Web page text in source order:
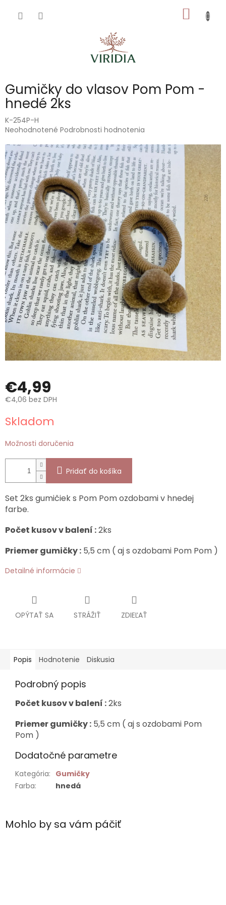
KOŠÍK
Gumičky do vlasov Pom Pom -
hnedé 2ks
K-254P-H
Priemerné
produktu
je
0,0
z
5
hviezdičiek.
Neohodnotené Podrobnosti hodnotenia
€4,99
€4,06 bez DPH
cena:
Skladom
Možnosti doručenia
Pridať do košíka
Set 2ks gumičiek s Pom Pom ozdobami v hnedej
farbe.
Počet kusov v balení :2ks
Priemer gumičky : 5,5 cm ( aj s ozdobami Pom Pom )
Detailné informácie
OPÝTAŤ SA STRÁŽIŤ ZDIEĽAŤ
Mohlo by sa vám páčiť
Popis Hodnotenie Diskusia
Podrobný popis
Počet kusov v balení :2ks
Priemer gumičky : 5,5 cm ( aj s ozdobami Pom
Pom )
Dodatočné parametre
Kategória: Gumičky
Farba: hnedá